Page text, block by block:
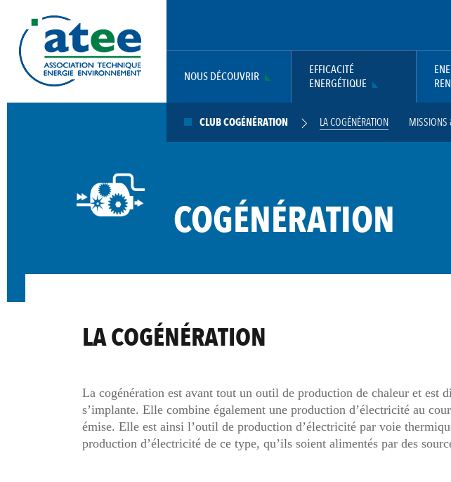
contenu
principal
MAIN
NAVIGATION
NOUS DÉCOUVRIR
EFFICACITÉ
ENERGÉTIQUE
CLUB COGÉNÉRATION LA COGÉNÉRATION MISSIONS
COGÉNÉRATION
LA COGÉNÉRATION
La cogénération est avant tout un outil de production de chaleur et est
s’implante. Elle combine également une production d’électricité au
émise. Elle est ainsi l’outil de production d’électricité par voie
production d’électricité de ce type, qu’ils soient alimentés par des